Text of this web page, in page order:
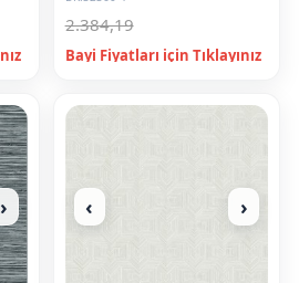
2.384,19
› ‹ ›